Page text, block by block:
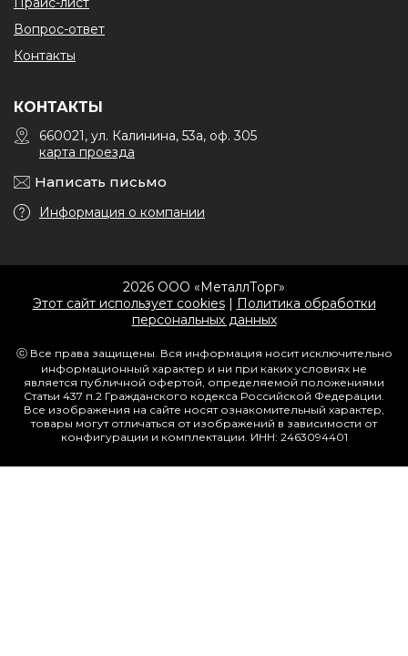
Вопрос-ответ
Контакты
КОНТАКТЫ
660021, ул. Калинина, 53а, оф. 305
карта проезда
Написать письмо
Информация о компании
2026 ООО «МеталлТорг»
Этот сайт использует cookies| Политика обработки
персональных данных
ⓒ Все права защищены. Вся информация носит исключительно
информационный характер и ни при каких условиях не
является публичной офертой, определяемой положениями
Статьи 437 п.2 Гражданского кодекса Российской Федерации.
Все изображения на сайте носят ознакомительный характер,
товары могут отличаться от изображений в зависимости от
конфигурации и комплектации. ИНН: 2463094401